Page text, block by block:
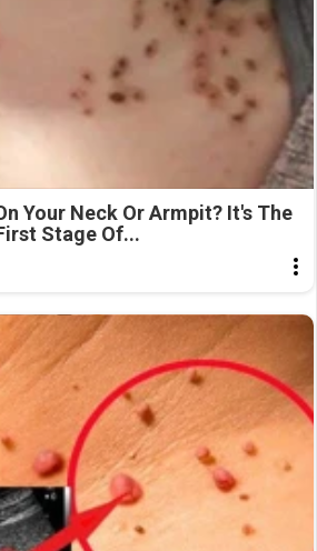
Your Neck Or Armpit? It's The
Stage Of...